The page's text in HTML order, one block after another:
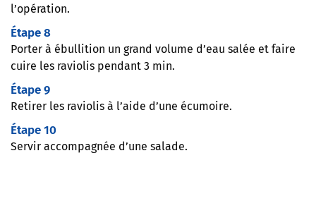
l’opération.
Étape 8
Porter à ébullition un grand volume d’eau salée et faire
cuire les raviolis pendant 3 min.
Étape 9
Retirer les raviolis à l’aide d’une écumoire.
Étape 10
Servir accompagnée d’une salade.